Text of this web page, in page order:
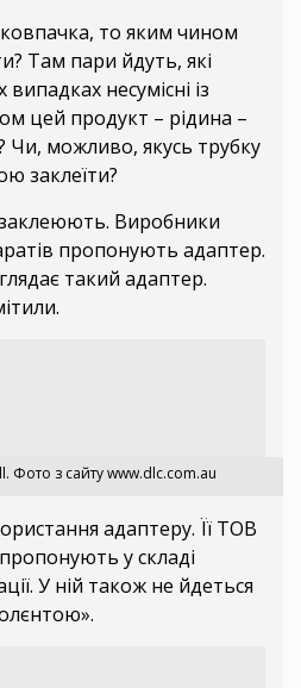
то яким чином
Там пари йдуть, які
несумісні із
цей продукт – рідина –
Чи, можливо, якусь трубку
заклеїти?
Виробники
пропонують адаптер.
такий адаптер.
Фото з сайтуwww.dlc.com.au
адаптеру. Її ТОВ
пропонують у складі
У ній також не йдеться